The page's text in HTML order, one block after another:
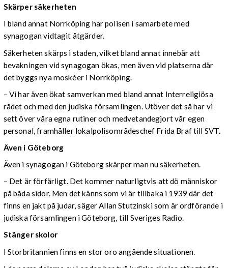
Skärper säkerheten
I bland annat Norrköping har polisen i samarbete med
synagogan vidtagit åtgärder.
Säkerheten skärps i staden, vilket bland annat innebär att
bevakningen vid synagogan ökas, men även vid platserna där
det byggs nya moskéer i Norrköping.
– Vi har även ökat samverkan med bland annat Interreligiösa
rådet och med den judiska församlingen. Utöver det så har vi
sett över våra egna rutiner och medvetandegjort vår egen
personal, framhåller lokalpolisområdeschef Frida Braf till SVT.
Även i Göteborg
Även i synagogan i Göteborg skärper man nu säkerheten.
– Det är förfärligt. Det kommer naturligtvis att dö människor
på båda sidor. Men det känns som vi är tillbaka i 1939 där det
finns en jakt på judar, säger Allan Stutzinski som är ordförande i
judiska församlingen i Göteborg, till Sveriges Radio.
Stänger skolor
I Storbritannien finns en stor oro angående situationen.